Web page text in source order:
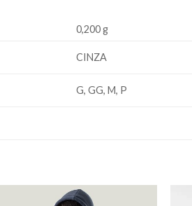
0,200 g
CINZA
G, GG, M, P